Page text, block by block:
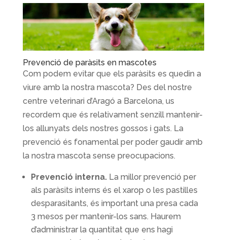
Prevenció de paràsits en mascotes
Com podem evitar que els paràsits es quedin a
viure amb la nostra mascota? Des del nostre
centre veterinari d’Aragó a Barcelona, us
recordem que és relativament senzill mantenir-
los allunyats dels nostres gossos i gats. La
prevenció és fonamental per poder gaudir amb
la nostra mascota sense preocupacions.
Prevenció interna.La millor prevenció per
als paràsits interns és el xarop o les pastilles
desparasitants, és important una presa cada
3 mesos per mantenir-los sans. Haurem
d’administrar la quantitat que ens hagi